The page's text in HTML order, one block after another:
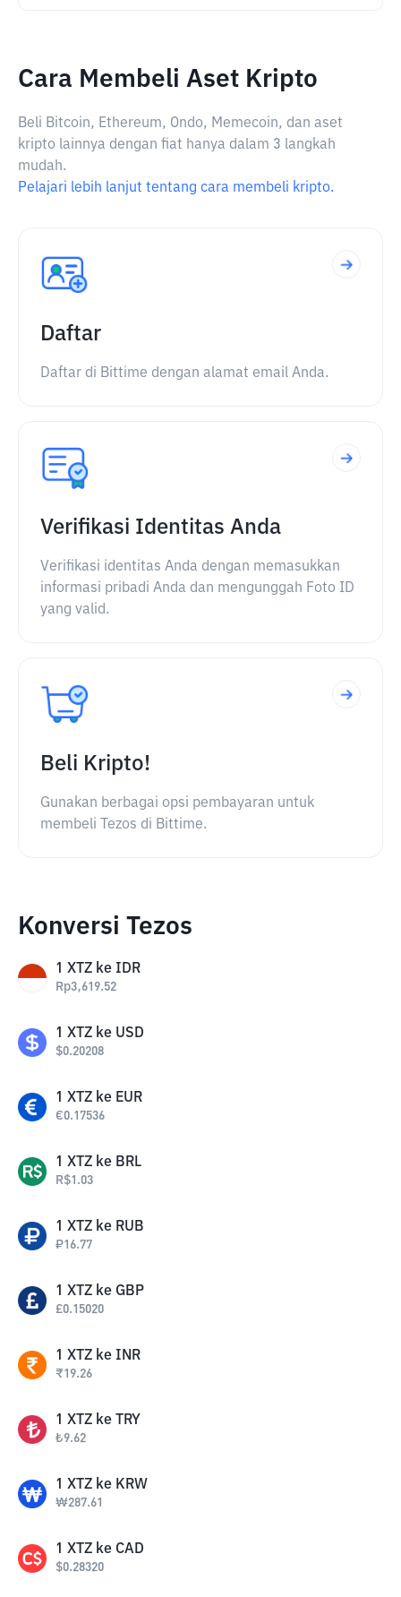
Cara Membeli Aset Kripto
Beli Bitcoin, Ethereum, Ondo, Memecoin, dan aset
kripto lainnya dengan fiat hanya dalam 3 langkah
mudah.
Pelajari lebih lanjut tentang cara membeli kripto.
Daftar
Daftar di Bittime dengan alamat email Anda.
Verifikasi Identitas Anda
Verifikasi identitas Anda dengan memasukkan
informasi pribadi Anda dan mengunggah Foto ID
yang valid.
Beli Kripto!
Gunakan berbagai opsi pembayaran untuk
membeli Tezos di Bittime.
Konversi Tezos
1 XTZ ke IDR
Rp3,619.52
1 XTZ ke USD
$0.20208
1 XTZ ke EUR
€0.17536
1 XTZ ke BRL
R$1.03
1 XTZ ke RUB
₽16.77
1 XTZ ke GBP
£0.15020
1 XTZ ke INR
₹19.26
1 XTZ ke TRY
₺9.62
1 XTZ ke KRW
₩287.61
1 XTZ ke CAD
$0.28320